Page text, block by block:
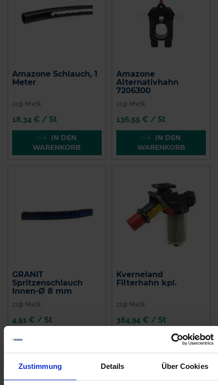
Zustimmung Details Über Cookies
Amazone Schlauch, 1
Meter
zzgl. MwSt.
18,34 € / St
IN DEN
WARENKORB
Amazone
Alternativhahn
7206300
zzgl. MwSt.
136,55 € / St
IN DEN
WARENKORB
GRANIT
Spritzenschlauch
Innen-Ø 8 mm
zzgl. MwSt.
4,51 € / St
Kverneland
Filterhahn kpl.
zzgl. MwSt.
384,94 € / St
IN DEN
WARENKORB